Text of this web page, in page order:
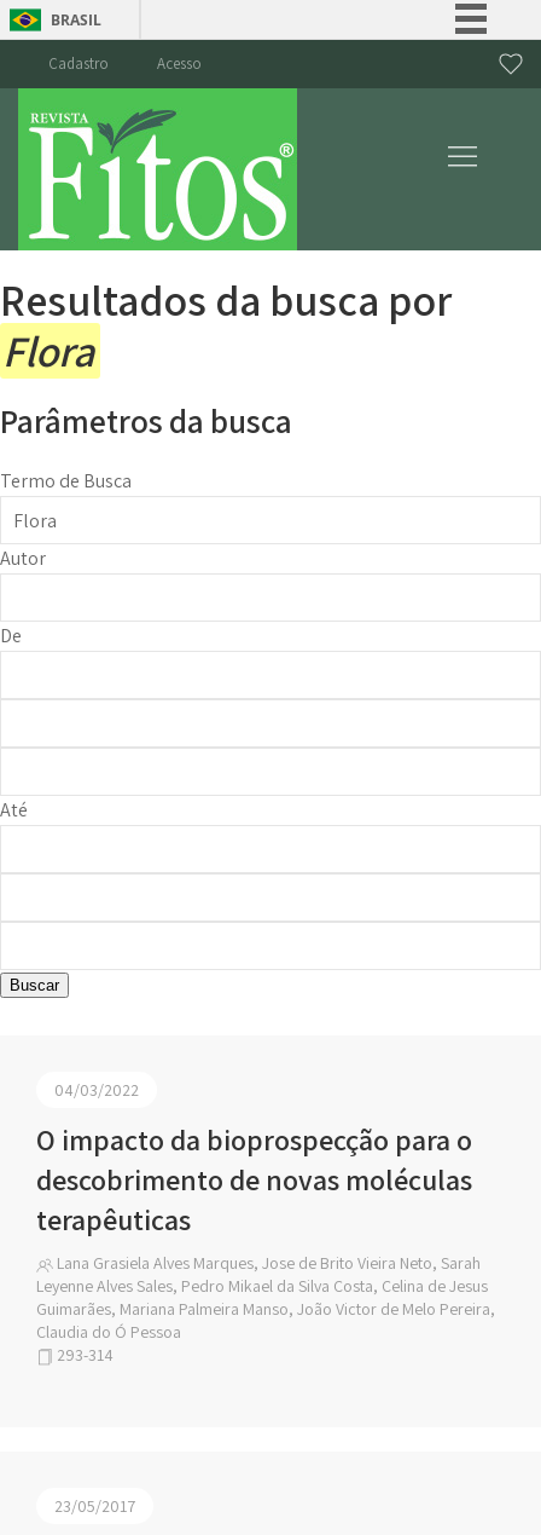
BRASIL
Canais
Cadastro Acesso
Resultados da busca por
Flora
Parâmetros da busca
Termo de Busca
Autor
De
Até
Buscar
04/03/2022
O impacto da bioprospecção para o
descobrimento de novas moléculas
terapêuticas
Lana Grasiela Alves Marques, Jose de Brito Vieira Neto, Sarah
Leyenne Alves Sales, Pedro Mikael da Silva Costa, Celina de Jesus
Guimarães, Mariana Palmeira Manso, João Victor de Melo Pereira,
Claudia do Ó Pessoa
293-314
23/05/2017